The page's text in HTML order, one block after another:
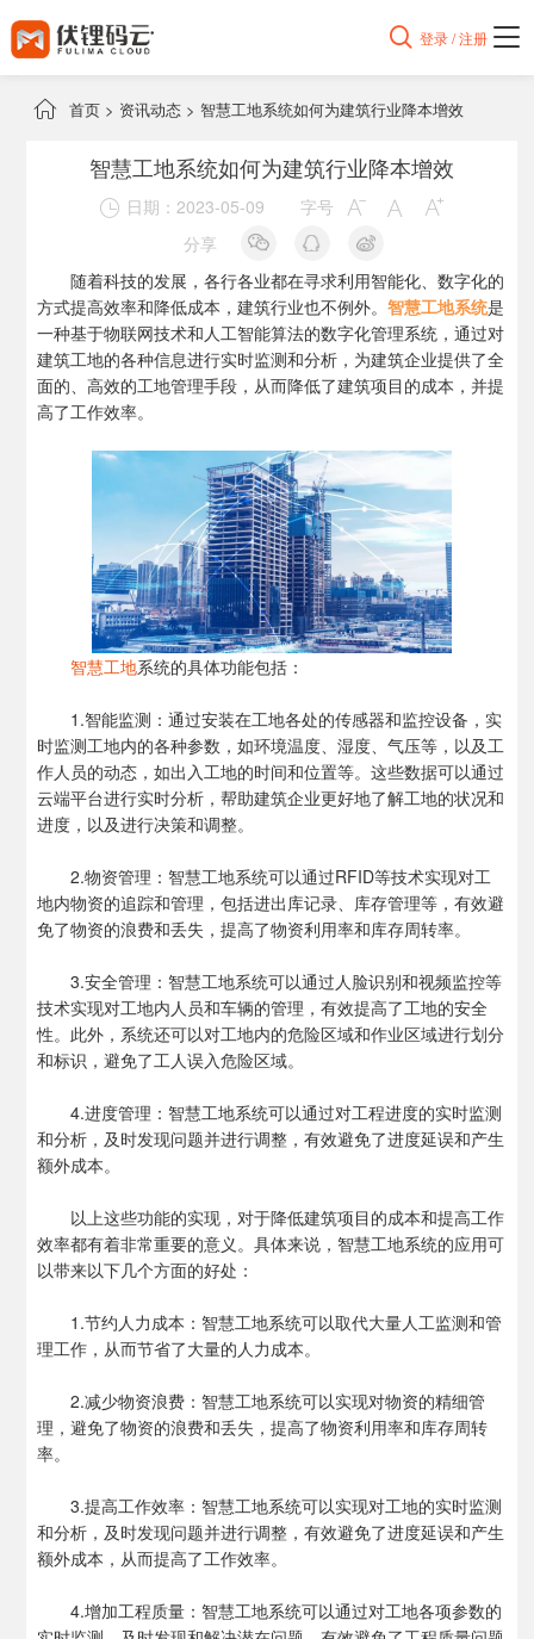
 登录 / 注册
 首页 > 资讯动态 > 智慧工地系统如何为建筑行业降本增效
智慧工地系统如何为建筑行业降本增效
 日期：2023-05-09 字号   
分享
随着科技的发展，各行各业都在寻求利用智能化、数字化的
方式提高效率和降低成本，建筑行业也不例外。 智慧工地系统是
一种基于物联网技术和人工智能算法的数字化管理系统，通过对
建筑工地的各种信息进行实时监测和分析，为建筑企业提供了全
面的、高效的工地管理手段，从而降低了建筑项目的成本，并提
高了工作效率。
智慧工地系统的具体功能包括：
1.智能监测：通过安装在工地各处的传感器和监控设备，实
时监测工地内的各种参数，如环境温度、湿度、气压等，以及工
作人员的动态，如出入工地的时间和位置等。这些数据可以通过
云端平台进行实时分析，帮助建筑企业更好地了解工地的状况和
进度，以及进行决策和调整。
2.物资管理：智慧工地系统可以通过RFID等技术实现对工
地内物资的追踪和管理，包括进出库记录、库存管理等，有效避
免了物资的浪费和丢失，提高了物资利用率和库存周转率。
3.安全管理：智慧工地系统可以通过人脸识别和视频监控等
技术实现对工地内人员和车辆的管理，有效提高了工地的安全
性。此外，系统还可以对工地内的危险区域和作业区域进行划分
和标识，避免了工人误入危险区域。
4.进度管理：智慧工地系统可以通过对工程进度的实时监测
和分析，及时发现问题并进行调整，有效避免了进度延误和产生
额外成本。
以上这些功能的实现，对于降低建筑项目的成本和提高工作
效率都有着非常重要的意义。具体来说，智慧工地系统的应用可
以带来以下几个方面的好处：
1.节约人力成本：智慧工地系统可以取代大量人工监测和管
理工作，从而节省了大量的人力成本。
2.减少物资浪费：智慧工地系统可以实现对物资的精细管
理，避免了物资的浪费和丢失，提高了物资利用率和库存周转
率。
3.提高工作效率：智慧工地系统可以实现对工地的实时监测
和分析，及时发现问题并进行调整，有效避免了进度延误和产生
额外成本，从而提高了工作效率。
4.增加工程质量：智慧工地系统可以通过对工地各项参数的